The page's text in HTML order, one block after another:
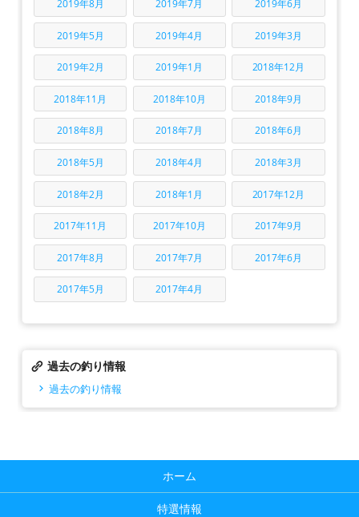
2019年8月 2019年7月 2019年6月
2019年5月 2019年4月 2019年3月
2019年2月 2019年1月 2018年12月
2018年11月 2018年10月 2018年9月
2018年8月 2018年7月 2018年6月
2018年5月 2018年4月 2018年3月
2018年2月 2018年1月 2017年12月
2017年11月 2017年10月 2017年9月
2017年8月 2017年7月 2017年6月
2017年5月 2017年4月
過去の釣り情報
過去の釣り情報
ホーム
特選情報